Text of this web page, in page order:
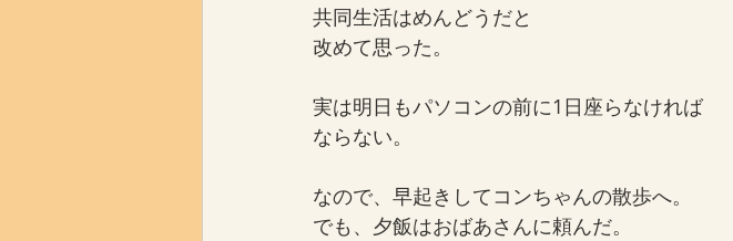
共同生活はめんどうだと
改めて思った。
実は明日もパソコンの前に1日座らなければ
ならない。
なので、早起きしてコンちゃんの散歩へ。
でも、夕飯はおばあさんに頼んだ。